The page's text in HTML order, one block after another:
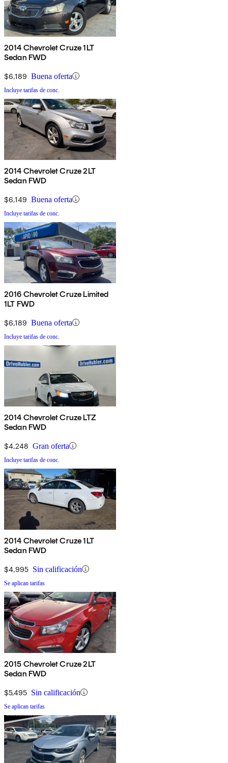
2014 Chevrolet Cruze 1LT
Sedan FWD
$6,189 Buena oferta
Incluye tarifas de conc.
2014 Chevrolet Cruze 2LT
Sedan FWD
$6,149 Buena oferta
Incluye tarifas de conc.
2016 Chevrolet Cruze Limited
1LT FWD
$6,189 Buena oferta
Incluye tarifas de conc.
2014 Chevrolet Cruze LTZ
Sedan FWD
$4,248 Gran oferta
Incluye tarifas de conc.
2014 Chevrolet Cruze 1LT
Sedan FWD
$4,995 Sin calificación
Se aplican tarifas
2015 Chevrolet Cruze 2LT
Sedan FWD
$5,495 Sin calificación
Se aplican tarifas